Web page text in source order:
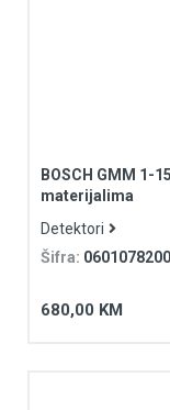
BOSCH GMM 1-
materijalima
Detektori
Šifra: 0601078200
680,00 KM